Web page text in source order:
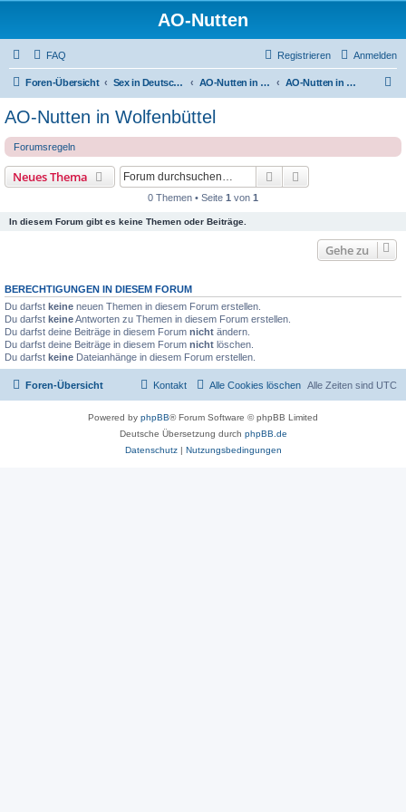
AO-Nutten
FAQ Anmelden
Registrieren
Foren-Übersicht Sex in Deutschland AO-Nutten in Niedersachsen AO-Nutten in Wolfenbüttel
AO-Nutten in Wolfenbüttel
Forumsregeln
Neues Thema Suche
0 Themen • Seite 1 von 1
In diesem Forum gibt es keine Themen oder Beiträge.
Gehe zu
BERECHTIGUNGEN IN DIESEM FORUM
Du darfst keine neuen Themen in diesem Forum erstellen.
Du darfst keineAntworten zu Themen in diesem Forum erstellen.
Du darfst deine Beiträge in diesem Forum nicht ändern.
Du darfst deine Beiträge in diesem Forum nicht löschen.
Du darfst keine Dateianhänge in diesem Forum erstellen.
Foren-Übersicht Alle Zeiten sind UTC
Alle Cookies löschen
Kontakt
Powered by phpBB® Forum Software © phpBB Limited
Deutsche Übersetzung durch phpBB.de
Datenschutz| Nutzungsbedingungen